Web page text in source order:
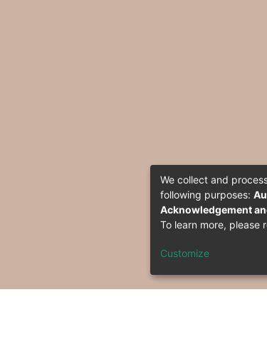
We collect and
following purposes:
Acknowledgement
To learn more, please
Customize